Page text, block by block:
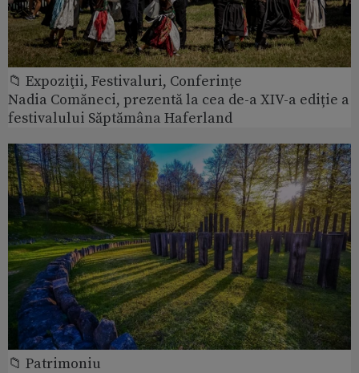
📁 Expoziţii, Festivaluri, Conferințe
Nadia Comăneci, prezentă la cea de-a XIV-a ediție a
festivalului Săptămâna Haferland
📁 Patrimoniu